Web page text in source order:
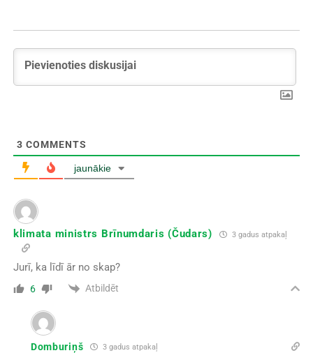
3 COMMENTS
jaunākie
klimata ministrs Brīnumdaris (Čudars) 3 gadus atpakaļ
Jurī, ka līdī ār no skap?
6 Atbildēt
Domburiņš 3 gadus atpakaļ